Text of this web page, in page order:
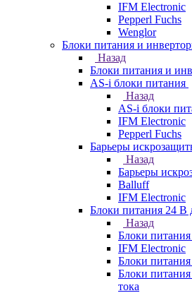
IFM Electronic
Pepperl Fuchs
Wenglor
Блоки питания и
Назад
Блоки питания и
AS-i блоки питания
Назад
AS-i блоки
IFM Electronic
Pepperl Fuchs
Барьеры
Назад
Барьеры
Balluff
IFM Electronic
Блоки питания 24 В
Назад
Блоки
IFM Electronic
Блоки
Блоки
тока